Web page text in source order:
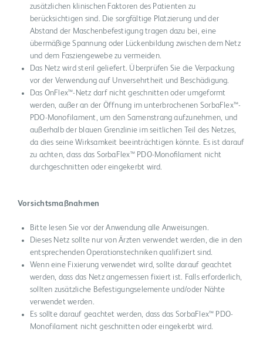
zusätzlichen klinischen Faktoren des Patienten zu
berücksichtigen sind. Die sorgfältige Platzierung und der
Abstand der Maschenbefestigung tragen dazu bei, eine
übermäßige Spannung oder Lückenbildung zwischen dem Netz
und dem Fasziengewebe zu vermeiden.
Das Netz wird steril geliefert. Überprüfen Sie die Verpackung
vor der Verwendung auf Unversehrtheit und Beschädigung.
Das OnFlex™-Netz darf nicht geschnitten oder umgeformt
werden, außer an der Öffnung im unterbrochenen SorbaFlex™-
PDO-Monofilament, um den Samenstrang aufzunehmen, und
außerhalb der blauen Grenzlinie im seitlichen Teil des Netzes,
da dies seine Wirksamkeit beeinträchtigen könnte. Es ist darauf
zu achten, dass das SorbaFlex™ PDO-Monoﬁlament nicht
durchgeschnitten oder eingekerbt wird.
Vorsichtsmaßnahmen
Bitte lesen Sie vor der Anwendung alle Anweisungen.
Dieses Netz sollte nur von Ärzten verwendet werden, die in den
entsprechenden Operationstechniken qualifiziert sind.
Wenn eine Fixierung verwendet wird, sollte darauf geachtet
werden, dass das Netz angemessen fixiert ist. Falls erforderlich,
sollten zusätzliche Befestigungselemente und/oder Nähte
verwendet werden.
Es sollte darauf geachtet werden, dass das SorbaFlex™ PDO-
Monofilament nicht geschnitten oder eingekerbt wird.